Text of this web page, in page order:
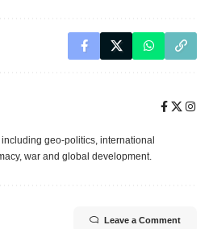
geo-politics, international
war and global development.
Leave a Comment